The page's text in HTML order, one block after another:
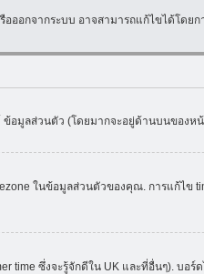
ออกจากระบบ อาจสามารถแก้ไขได้โดยก
อมูลส่วนตัว (โดยมากจะอยู่ด้านบนของ
ในข้อมูลส่วนตัวของคุณ. การแก้ไข
time ซึ่งจะรู้จักดีใน UK และที่อื่นๆ). บ